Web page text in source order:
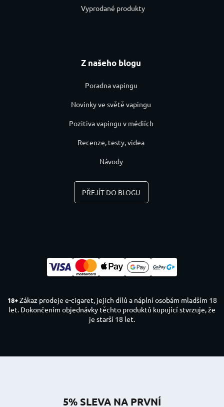
Vyprodané produkty
Z našeho blogu
Poradna vapingu
Novinky ve světě vapingu
Pozitiva vapingu v médiích
Recenze, testy, videa
Návody
PŘEJÍT DO BLOGU
18+Zákaz prodeje e-cigaret, jejich dílů a náplní osobám mladším 18
let. Dokončením objednávky těchto produktů kupující stvrzuje, že
je starší 18 let.
5% SLEVA NA PRVNÍ